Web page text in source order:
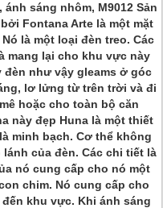
sáng nhôm, M9012 Sản
Fontana Arte là một mặt
Nó là một loại đèn treo. Các
mang lại cho khu vực này
đèn như vậy gleams ở góc
lơ lửng từ trên trời và đi
hoặc cho toàn bộ căn
này đẹp Huna là một thiết
minh bạch. Cơ thể không
của đèn. Các chi tiết là
nó cung cấp cho nó một
chim. Nó cung cấp cho
khu vực. Khi ánh sáng